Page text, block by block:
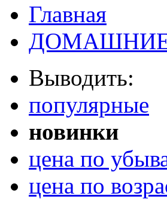
Главная
Выводить:
популярные
новинки
цена по
цена по